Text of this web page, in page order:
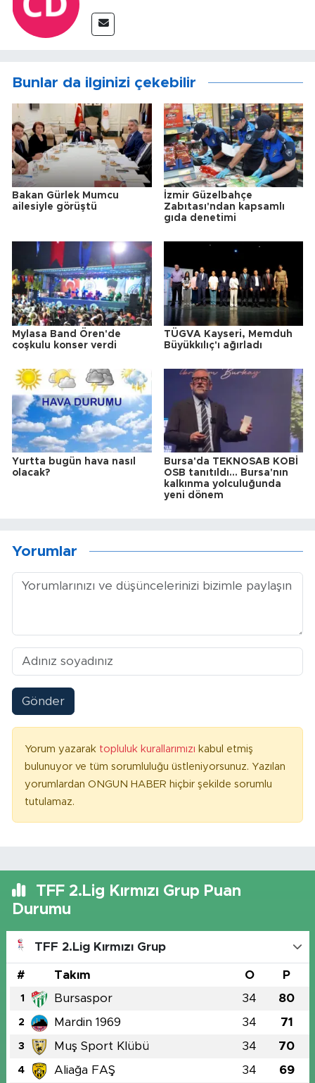
Bunlar da ilginizi çekebilir
Bakan Gürlek Mumcu
ailesiyle görüştü
İzmir Güzelbahçe
Zabıtası'ndan kapsamlı
gıda denetimi
Mylasa Band Ören'de
coşkulu konser verdi
TÜGVA Kayseri, Memduh
Büyükkılıç'ı ağırladı
Yurtta bugün hava nasıl
olacak?
Bursa'da TEKNOSAB KOBİ
OSB tanıtıldı... Bursa'nın
kalkınma yolculuğunda
yeni dönem
Yorumlar
Gönder
Yorum yazarak topluluk kurallarımızı kabul etmiş
bulunuyor ve tüm sorumluluğu üstleniyorsunuz. Yazılan
yorumlardan ONGUN HABER hiçbir şekilde sorumlu
tutulamaz.
TFF 2.Lig Kırmızı Grup Puan
Durumu
TFF 2.Lig Kırmızı Grup
# Takım O P
1 Bursaspor 34 80
2 Mardin 1969 34 71
3 Muş Sport Klübü 34 70
4 Aliağa FAŞ 34 69